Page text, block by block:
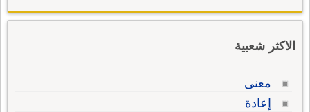
الاكثر شعبية
معنى
إعادة